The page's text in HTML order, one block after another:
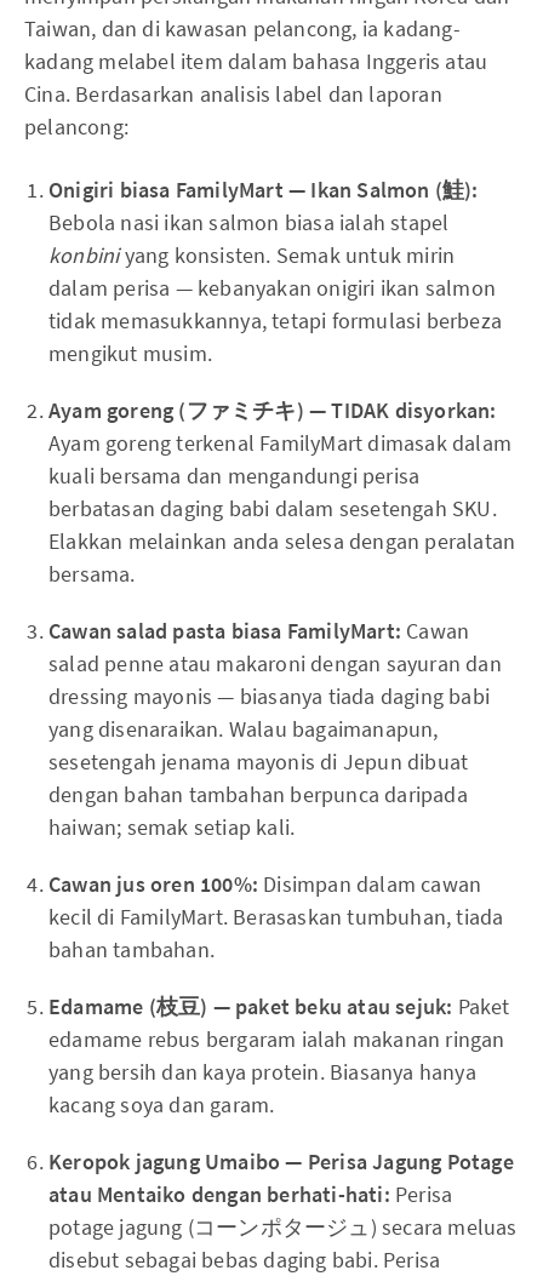
Taiwan, dan di kawasan pelancong, ia kadang-
kadang melabel item dalam bahasa Inggeris atau
Cina. Berdasarkan analisis label dan laporan
pelancong:
Onigiri biasa FamilyMart — Ikan Salmon (鮭):
Bebola nasi ikan salmon biasa ialah stapel
konbiniyang konsisten. Semak untuk mirin
dalam perisa — kebanyakan onigiri ikan salmon
tidak memasukkannya, tetapi formulasi berbeza
mengikut musim.
Ayam goreng (ファミチキ) — TIDAK disyorkan:
Ayam goreng terkenal FamilyMart dimasak dalam
kuali bersama dan mengandungi perisa
berbatasan daging babi dalam sesetengah SKU.
Elakkan melainkan anda selesa dengan peralatan
bersama.
Cawan salad pasta biasa FamilyMart: Cawan
salad penne atau makaroni dengan sayuran dan
dressing mayonis — biasanya tiada daging babi
yang disenaraikan. Walau bagaimanapun,
sesetengah jenama mayonis di Jepun dibuat
dengan bahan tambahan berpunca daripada
haiwan; semak setiap kali.
Cawan jus oren 100%: Disimpan dalam cawan
kecil di FamilyMart. Berasaskan tumbuhan, tiada
bahan tambahan.
Edamame (枝豆) — paket beku atau sejuk: Paket
edamame rebus bergaram ialah makanan ringan
yang bersih dan kaya protein. Biasanya hanya
kacang soya dan garam.
Keropok jagung Umaibo — Perisa Jagung Potage
atau Mentaiko dengan berhati-hati: Perisa
potage jagung (コーンポタージュ) secara meluas
disebut sebagai bebas daging babi. Perisa